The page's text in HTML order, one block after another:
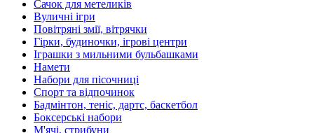
Сачок для метеликів
Вуличні ігри
Повітряні змії, вітрячки
Гірки, будиночки, ігрові центри
Іграшки з мильними бульбашками
Намети
Набори для пісочниці
Спорт та відпочинок
Бадмінтон, теніс, дартс, баскетбол
Боксерські набори
М'ячі, стрибуни